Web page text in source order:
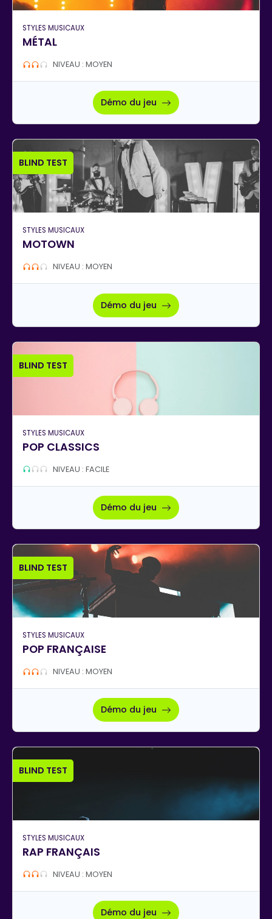
STYLES MUSICAUX
MÉTAL
NIVEAU : MOYEN
Démo du jeu
BLIND TEST
STYLES MUSICAUX
MOTOWN
NIVEAU : MOYEN
Démo du jeu
BLIND TEST
STYLES MUSICAUX
POP CLASSICS
NIVEAU : FACILE
Démo du jeu
BLIND TEST
STYLES MUSICAUX
POP FRANÇAISE
NIVEAU : MOYEN
Démo du jeu
BLIND TEST
STYLES MUSICAUX
RAP FRANÇAIS
NIVEAU : MOYEN
Démo du jeu